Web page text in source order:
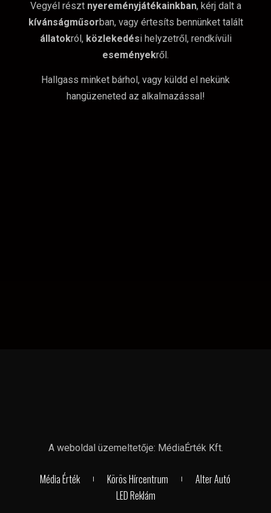
Vegyél részt nyereményjátékainkban, kérj dalt a
kívánságműsorban, vagy értesíts bennünket talált
állatokról, közlekedési helyzetről, rendkívüli
eseményekről.
Hallgass minket bárhol, vagy küldd el nekünk
hangüzeneted az alkalmazással!
A weboldal üzemeltetője: MédiaÉrték Kft.
Média Érték Körös Hírcentrum
Alter Autó
LED Reklám